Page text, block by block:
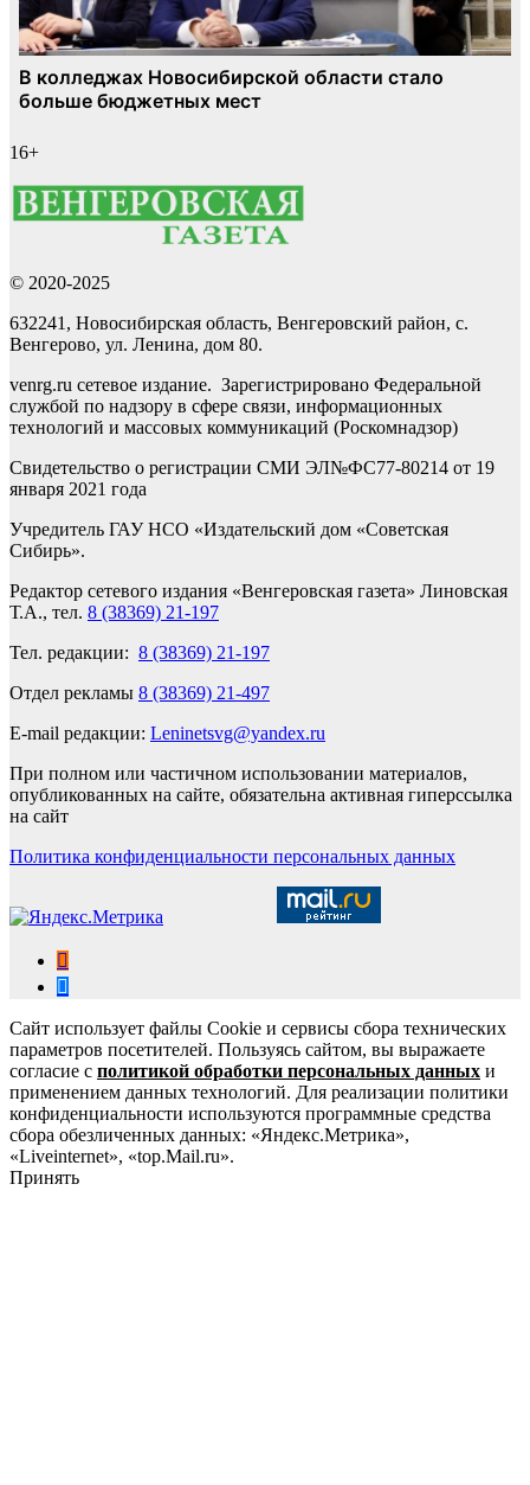
16+
© 2020-2025
632241, Новосибирская область, Венгеровский район, с.
Венгерово, ул. Ленина, дом 80.
venrg.ru сетевое издание. Зарегистрировано Федеральной
службой по надзору в сфере связи, информационных
технологий и массовых коммуникаций (Роскомнадзор)
Свидетельство о регистрации СМИ ЭЛ№ФС77-80214 от 19
января 2021 года
Учредитель ГАУ НСО «Издательский дом «Советская
Сибирь».
Редактор сетевого издания «Венгеровская газета» Линовская
Т.А., тел. 8 (38369) 21-197
Тел. редакции: 8 (38369) 21-197
Отдел рекламы 8 (38369) 21-497
E-mail редакции: Leninetsvg@yandex.ru
При полном или частичном использовании материалов,
опубликованных на сайте, обязательна активная гиперссылка
на сайт
Политика конфиденциальности персональных данных
Сайт использует файлы Cookie и сервисы сбора технических
параметров посетителей. Пользуясь сайтом, вы выражаете
согласие с политикой обработки персональных данных и
применением данных технологий. Для реализации политики
конфиденциальности используются программные средства
сбора обезличенных данных: «Яндекс.Метрика»,
«Liveinternet», «top.Mail.ru».
Принять